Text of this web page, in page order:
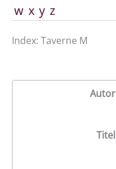
w x y z
Index: Taverne M
Autor
Titel